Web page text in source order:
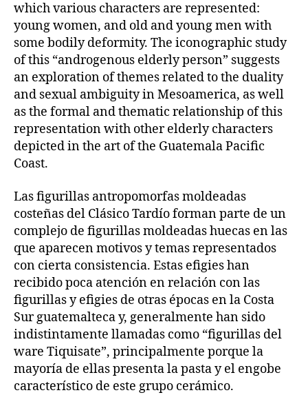
which various characters are represented:
young women, and old and young men with
some bodily deformity. The iconographic study
of this “androgenous elderly person” suggests
an exploration of themes related to the duality
and sexual ambiguity in Mesoamerica, as well
as the formal and thematic relationship of this
representation with other elderly characters
depicted in the art of the Guatemala Pacific
Coast.
Las figurillas antropomorfas moldeadas
costeñas del Clásico Tardío forman parte de un
complejo de figurillas moldeadas huecas en las
que aparecen motivos y temas representados
con cierta consistencia. Estas efigies han
recibido poca atención en relación con las
figurillas y efigies de otras épocas en la Costa
Sur guatemalteca y, generalmente han sido
indistintamente llamadas como “figurillas del
ware Tiquisate”, principalmente porque la
mayoría de ellas presenta la pasta y el engobe
característico de este grupo cerámico.